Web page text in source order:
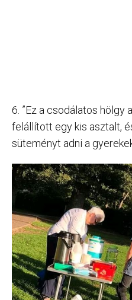
6. ”Ez a csodálatos hölgy
felállított egy kis asztalt,
süteményt adni a